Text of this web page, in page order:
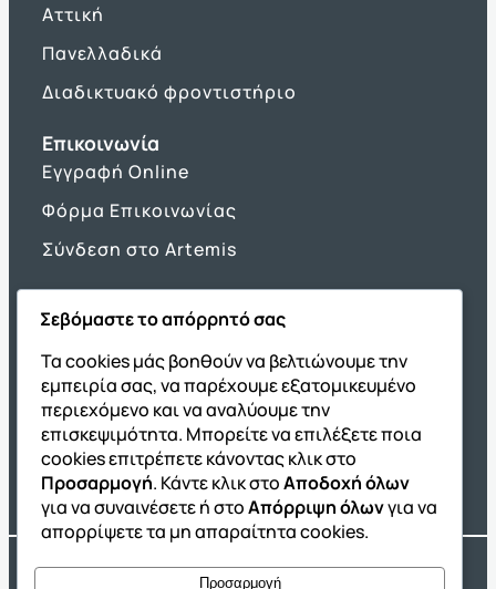
Αττική
Πανελλαδικά
Διαδικτυακό φροντιστήριο
Επικοινωνία
Εγγραφή Online
Φόρμα Επικοινωνίας
Σύνδεση στο Artemis
Όμιλος ΔΙΑΚΡΟΤΗΜΑ
ΔΙΑΚΡΟΤΗΜΑ@Home
Σχολική Μελέτη After School
Εκδόσεις Καλαϊτζίδη
Franchise ΔΙΑΚΡΟΤΗΜΑ
Copyright® 2004 –2026Εκπαιδευτικός Όμιλος ΔΙΑΚΡΟΤΗΜΑ®. Αρ.
Σεβόμαστε το απόρρητό σας
Τα cookies μάς βοηθούν να βελτιώνουμε την
εμπειρία σας, να παρέχουμε εξατομικευμένο
περιεχόμενο και να αναλύουμε την
επισκεψιμότητα. Μπορείτε να επιλέξετε ποια
cookies επιτρέπετε κάνοντας κλικ στο
Προσαρμογή. Κάντε κλικ στοΑποδοχή όλων
για να συναινέσετε ή στοΑπόρριψη όλωνγια να
απορρίψετε τα μη απαραίτητα cookies.
Προσαρμογή